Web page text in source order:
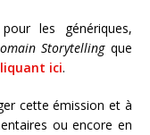
pour les génériques,
Storytellingque
ici.
cette émission et à
ou encore en